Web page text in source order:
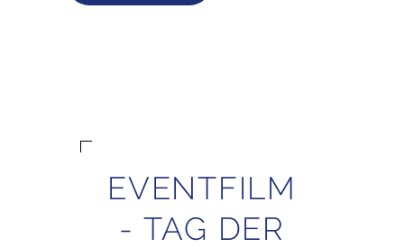
EVENTFILM
- TAG DER